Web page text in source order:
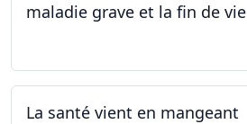
maladie grave et la fin de vie
La santé vient en mangeant